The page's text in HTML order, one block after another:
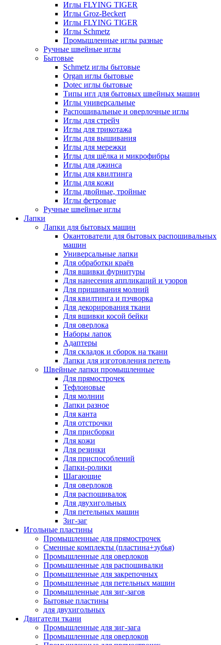
Иглы FLYING TIGER
Иглы Groz-Beckert
Иглы FLYING TIGER
Иглы Schmetz
Промышленные иглы разные
Ручные швейные иглы
Бытовые
Schmetz иглы бытовые
Organ иглы бытовые
Dotec иглы бытовые
Типы игл для бытовых швейных машин
Иглы универсальные
Распошивальные и оверлочные иглы
Иглы для стрейч
Иглы для трикотажа
Иглы для вышивания
Иглы для мережки
Иглы для шёлка и микрофибры
Иглы для джинса
Иглы для квилтинга
Иглы для кожи
Иглы двойные, тройные
Иглы фетровые
Ручные швейные иглы
Лапки
Лапки для бытовых машин
Окантователи для бытовых распошивальных
машин
Универсальные лапки
Для обработки краёв
Для вшивки фурнитуры
Для нанесения аппликаций и узоров
Для пришивания молний
Для квилтинга и пэчворка
Для декорирования ткани
Для вшивки косой бейки
Для оверлока
Наборы лапок
Адаптеры
Для складок и сборок на ткани
Лапки для изготовления петель
Швейные лапки промышленные
Для прямострочек
Тефлоновые
Для молнии
Лапки разное
Для канта
Для отстрочки
Для присборки
Для кожи
Для резинки
Для приспособлений
Лапки-ролики
Шагающие
Для оверлоков
Для распошивалок
Для двухигольных
Для петельных машин
Зиг-заг
Игольные пластины
Промышленные для прямострочек
Сменные комплекты (пластина+зубья)
Промышленные для оверлоков
Промышленные для распошивалки
Промышленные для закрепочных
Промышленные для петельных машин
Промышленные для зиг-загов
Бытовые пластины
для двухигольных
Двигатели ткани
Промышленные для зиг-зага
Промышленные для оверлоков